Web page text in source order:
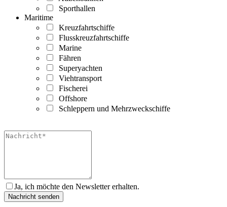
Sporthallen
Maritime
Kreuzfahrtschiffe
Flusskreuzfahrtschiffe
Marine
Fähren
Superyachten
Viehtransport
Fischerei
Offshore
Schleppern und Mehrzweckschiffe
Ja, ich möchte den Newsletter erhalten.